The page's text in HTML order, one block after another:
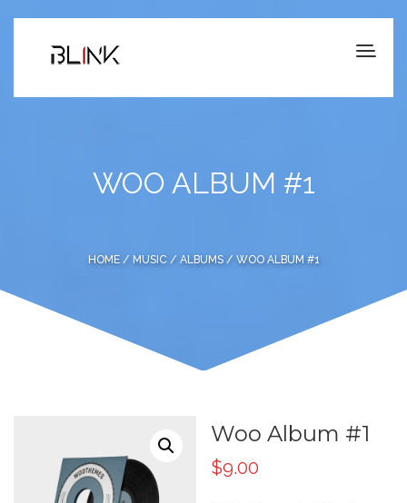
WOO ALBUM #1
HOME/ MUSIC / ALBUMS/ WOO ALBUM #1
Woo Album #1
$9.00